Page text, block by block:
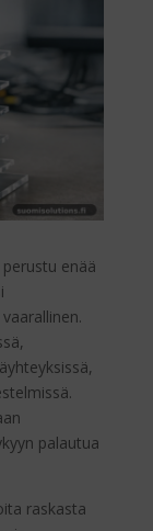
enää
palautua
raskasta